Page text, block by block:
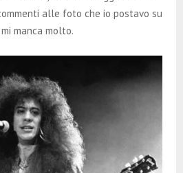
alle foto che io postavo su
manca molto.